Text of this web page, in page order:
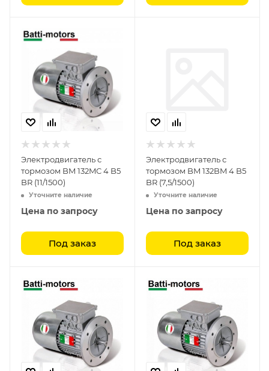
Электродвигатель с
тормозом BM 132MC 4 B5
BR (11/1500)
Уточните наличие
Цена по запросу
Под заказ
Электродвигатель с
тормозом BM 132BM 4 B5
BR (7,5/1500)
Уточните наличие
Цена по запросу
Под заказ